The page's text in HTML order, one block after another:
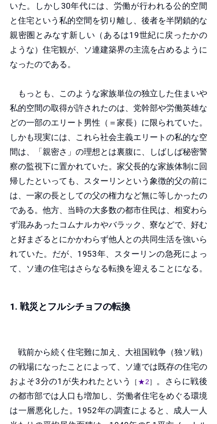
いた。しかし30年代には、労働が行われる公的空間
と住宅という私的空間を切り離し、後者を半閉鎖的な
親密圏とみなす新しい（あるは19世紀に戻ったかの
ような）住宅観が、ソ連建築界の主流を占めるように
なったのである。
もっとも、このような家族単位の独立した住まいや
私的空間の取得が許されたのは、党幹部や労働英雄な
どの一部のエリート男性（＝家長）に限られていた。
しかも現実には、これら社会主義エリートの私的な空
間は、「親密さ」の理想とは裏腹に、しばしば秘密警
察の監視下に置かれていた。家父長的な家族体制に回
帰したといっても、スターリンという象徴的父の前に
は、一家の長としての父の権力など無に等しかったの
である。他方、当時の大多数の都市住民は、相変わら
ず混みあったコムナルカやバラック、寮などで、好む
と好まざるとにかかわらず他人との共同生活を強いら
れていた。だが、1953年、スターリンの急死によっ
て、ソ連の住宅はさらなる転換を迎えることになる。
1. 戦災とフルシチョフの転換
戦前から続く住宅難に加え、大祖国戦争（独ソ戦）
の戦場になったことによって、ソ連では既存の住宅の
およそ3分の1が失われたという
［ ★2 ］
。さらに戦後
の都市部では人口も増加し、労働者住宅をめぐる環境
は一層悪化した。1952年の調査によると、成人一人